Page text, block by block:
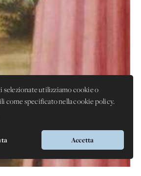
selezionate utilizziamo cookie o
come specificato nella cookie policy.
Accetta